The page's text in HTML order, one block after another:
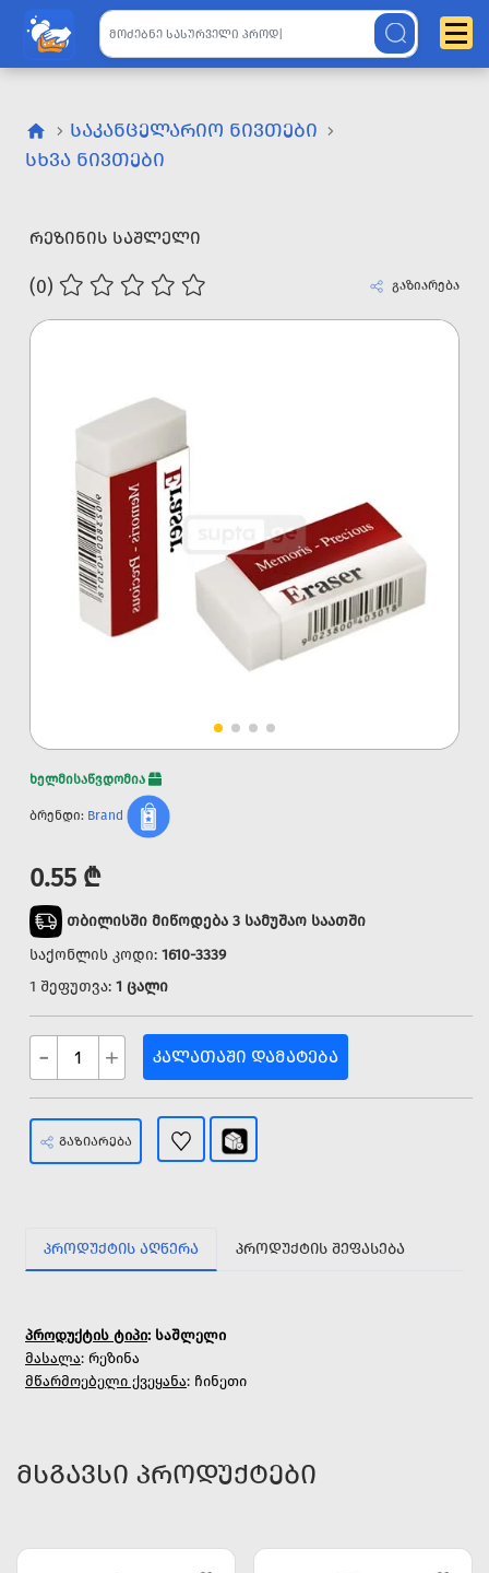
ᲡᲐᲙᲐᲜᲪᲔᲚᲐᲠᲘᲝ ᲜᲘᲕᲗᲔᲑᲘ
ᲡᲮᲕᲐ ᲜᲘᲕᲗᲔᲑᲘ
ᲠᲔᲖᲘᲜᲘᲡ ᲡᲐᲨᲚᲔᲚᲘ
(0) გაზიარება
ხელმისაწვდომია
ბრენდი: Brand
0.55 ₾
თბილისში მიწოდება 3 სამუშაო საათში
საქონლის კოდი: 1610-3339
1 შეფუთვა: 1 ცალი
- + ᲙᲐᲚᲐᲗᲐᲨᲘ ᲓᲐᲛᲐᲢᲔᲑᲐ
ᲒᲐᲖᲘᲐᲠᲔᲑᲐ
ᲞᲠᲝᲓᲣᲥᲢᲘᲡ ᲐᲦᲬᲔᲠᲐ ᲞᲠᲝᲓᲣᲥᲢᲘᲡ ᲨᲔᲤᲐᲡᲔᲑᲐ
პროდუქტის ტიპი: საშლელი
მასალა: რეზინა
მწარმოებელი ქვეყანა: ჩინეთი
ᲛᲡᲒᲐᲕᲡᲘ ᲞᲠᲝᲓᲣᲥᲢᲔᲑᲘ